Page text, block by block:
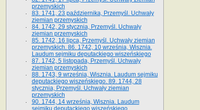
przemyskich
83. 1741, 23 października, Przemyśl. Uchwały
ziemian przemyskich
84. 1742, 29 stycznia, Przemyśl. Uchwały
ziemian przemyskich
85. 1742, 16 lipca, Przemyśl. Uchwały ziemian
przemyskich. 86. 1742, 10 września, Wisznia.
Laudum sejmiku deputackiego wiszeńskiego
87. 1742, 5 listopada, Przemyśl. Uchwały
ziemian przemyskich
88. 1743, 9 września, Wisznia. Laudum sejmiku
deputackiego wiszeńskiego. 89. 1744, 28
stycznia, Przemyśl. Uchwały ziemian
przemyskich
90. 1744, 14 września, Wisznia. Laudum
sejmiku deputackiego wiszeńskiego